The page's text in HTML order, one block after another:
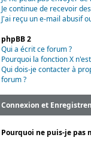
Je continue de recevoir
J'ai reçu un e-mail abusif
phpBB 2
Qui a écrit ce forum ?
Pourquoi la fonction X
Qui dois-je contacter à
forum ?
Connexion et
Pourquoi ne puis-je pas